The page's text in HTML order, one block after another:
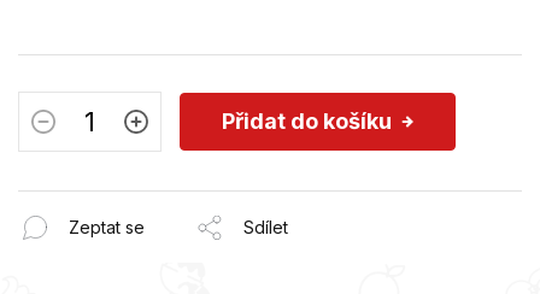
Přidat do košíku
Zeptat se Sdílet